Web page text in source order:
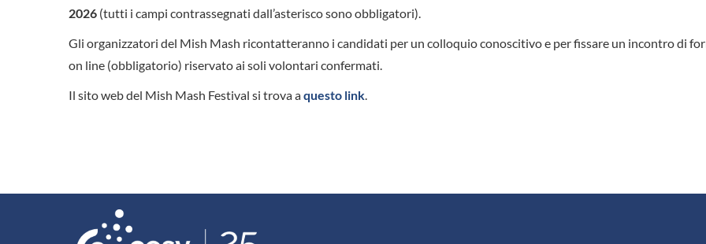
2026 (tutti i campi contrassegnati dall’asterisco sono obbligatori).
Gli organizzatori del Mish Mash ricontatteranno i candidati per un colloquio conoscitivo e per fissare un incontro di
on line (obbligatorio) riservato ai soli volontari confermati.
Il sito web del Mish Mash Festival si trova aquesto link.